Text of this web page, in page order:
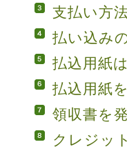
支払い方
払い込み
払込用紙
払込用紙
領収書を
クレジッ